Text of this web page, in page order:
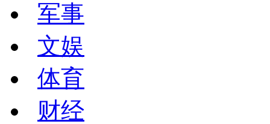
军事
文娱
体育
财经